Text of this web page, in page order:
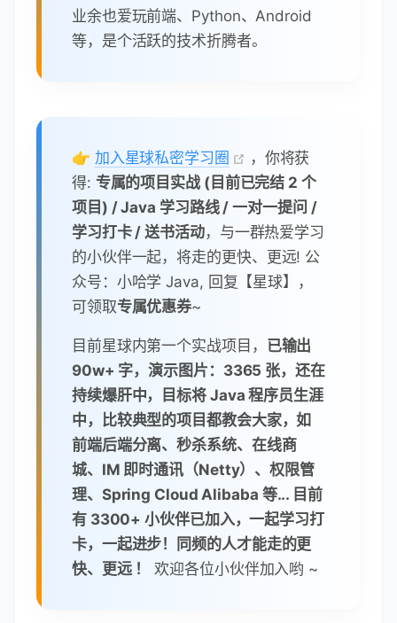
供职于支付、共享等互联网领域，主
导负责过数据传输、日志中台、任务
调度、文件平台等产品，以支撑各部
门业务线。爱好分享知识，热爱技
术，也不止于技术，不只是写 Java，
业余也爱玩前端、Python、Android
等，是个活跃的技术折腾者。
👉 加入星球私密学习圈
，你将获
得:专属的项目实战 (目前已完结 2 个
项目) / Java 学习路线 / 一对一提问 /
学习打卡 / 送书活动，与一群热爱学习
的小伙伴一起，将走的更快、更远! 公
众号：小哈学 Java, 回复【星球】，
可领取专属优惠券~